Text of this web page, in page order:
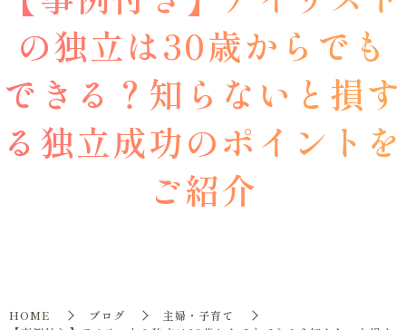
の独立は30歳からでも
できる？知らないと損す
る独立成功のポイントを
ご紹介
HOME ブログ
主婦・子育て